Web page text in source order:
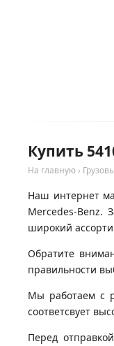
Купить
На главную ›
Наш интернет
Mercedes-Benz.
широкий
Обратите
правильности
Мы работаем с
соответсвует
Перед